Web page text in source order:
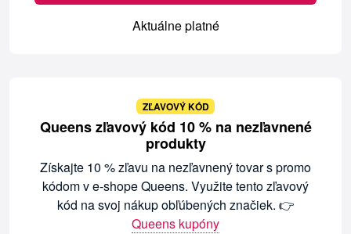
Aktuálne platné
ZĽAVOVÝ KÓD
Queens zľavový kód 10 % na nezľavnené
produkty
Získajte 10 % zľavu na nezľavnený tovar s promo
kódom v e-shope Queens. Využite tento zľavový
kód na svoj nákup obľúbených značiek. 👉
Queens kupóny